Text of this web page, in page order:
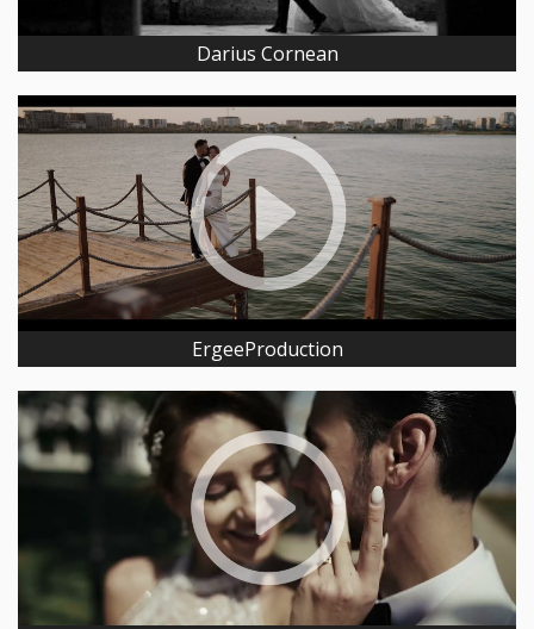
Darius Cornean
ErgeeProduction